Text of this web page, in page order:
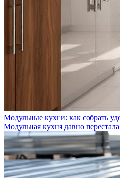
Модульные кухни: как собрать
Модульная кухня давно